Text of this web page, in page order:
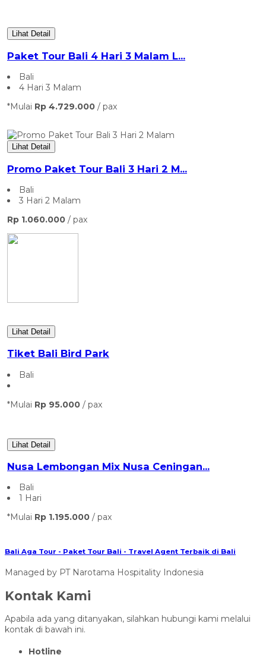
Lihat Detail
Paket Tour Bali 4 Hari 3 Malam L...
Bali
4 Hari 3 Malam
*Mulai Rp 4.729.000 / pax
Lihat Detail
Promo Paket Tour Bali 3 Hari 2 M...
Bali
3 Hari 2 Malam
Rp 1.060.000 / pax
Lihat Detail
Tiket Bali Bird Park
Bali
*Mulai Rp 95.000 / pax
Lihat Detail
Nusa Lembongan Mix Nusa Ceningan...
Bali
1 Hari
*Mulai Rp 1.195.000 / pax
Bali Aga Tour - Paket Tour Bali - Travel Agent Terbaik di Bali
Managed by PT Narotama Hospitality Indonesia
Kontak Kami
Apabila ada yang ditanyakan, silahkan hubungi kami melalui
kontak di bawah ini.
Hotline